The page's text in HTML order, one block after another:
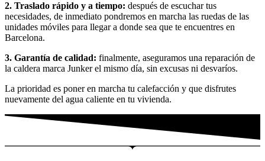
2. Traslado rápido y a tiempo: después de escuchar tus
necesidades, de inmediato pondremos en marcha las ruedas de las
unidades móviles para llegar a donde sea que te encuentres en
Barcelona.
3. Garantía de calidad: finalmente, aseguramos una reparación de
la caldera marca Junker el mismo día, sin excusas ni desvaríos.
La prioridad es poner en marcha tu calefacción y que disfrutes
nuevamente del agua caliente en tu vivienda.